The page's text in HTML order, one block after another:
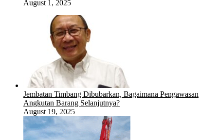
August 1, 2025
Jembatan Timbang Dibubarkan, Bagaimana Pengawasan
Angkutan Barang Selanjutnya?
August 19, 2025